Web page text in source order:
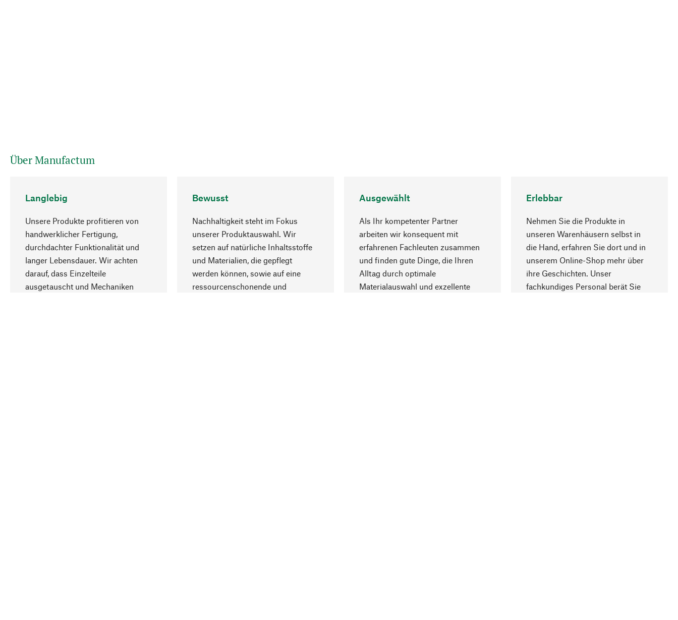
Über Manufactum
Langlebig
Unsere Produkte profitieren von
handwerklicher Fertigung,
durchdachter Funktionalität und
langer Lebensdauer. Wir achten
darauf, dass Einzelteile
ausgetauscht und Mechaniken
Bewusst
Nachhaltigkeit steht im Fokus
unserer Produktauswahl. Wir
setzen auf natürliche Inhaltsstoffe
und Materialien, die gepflegt
werden können, sowie auf eine
ressourcenschonende und
Ausgewählt
Als Ihr kompetenter Partner
arbeiten wir konsequent mit
erfahrenen Fachleuten zusammen
und finden gute Dinge, die Ihren
Alltag durch optimale
Materialauswahl und exzellente
Erlebbar
Nehmen Sie die Produkte in
unseren Warenhäusern selbst in
die Hand, erfahren Sie dort und in
unserem Online-Shop mehr über
ihre Geschichten. Unser
fachkundiges Personal berät Sie